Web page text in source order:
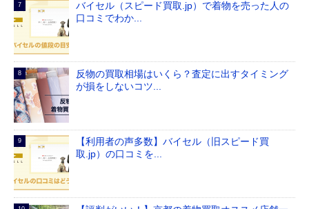
バイセル（スピード買取.jp）で着物を売った人の
口コミでわか...
反物の買取相場はいくら？査定に出すタイミング
が損をしないコツ...
【利用者の声多数】バイセル（旧スピード買
取.jp）の口コミを...